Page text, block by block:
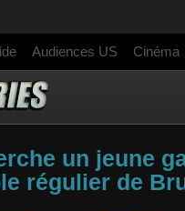
Audiences US Cinéma
un jeune
régulier de